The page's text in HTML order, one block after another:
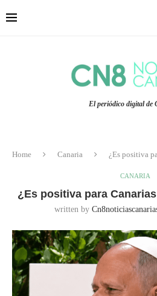
El periódico digital de
Home Canaria ¿Es positiva
CANARIA
¿Es positiva para
written by